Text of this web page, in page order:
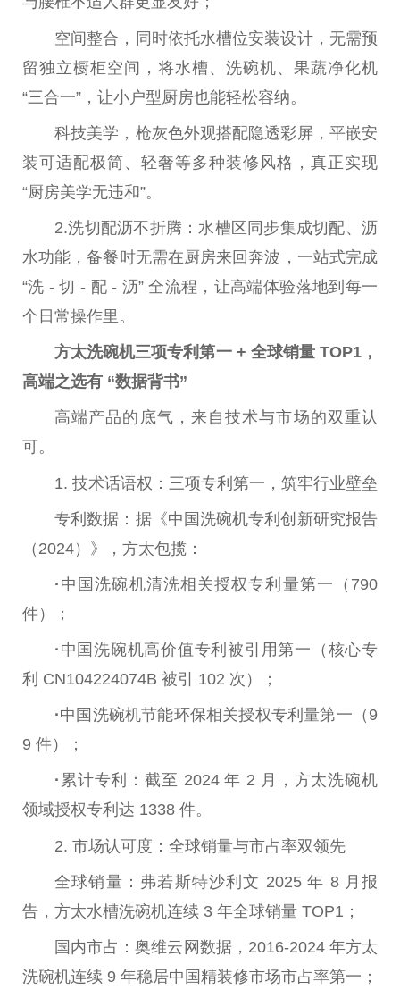
空间整合，同时依托水槽位安装设计，无需预
留独立橱柜空间，将水槽、洗碗机、果蔬净化机
“三合一”，让小户型厨房也能轻松容纳。
科技美学， 枪灰色外观搭配隐透彩屏， 平嵌安
装可适配极简、轻奢等多种装修风格，真正实现
“厨房美学无违和”。
2.洗切配沥不折腾：水槽区同步集成切配、沥
水功能，备餐时无需在厨房来回奔波，一站式完成
“洗 - 切 - 配 - 沥” 全流程，让高端体验落地到每一
个日常操作里。
方太洗碗机三项专利第一 + 全球销量 TOP1，
高端之选有 “数据背书”
高端产品的底气，来自技术与市场的双重认
可。
1. 技术话语权：三项专利第一，筑牢行业壁垒
专利数据：据《中国洗碗机专利创新研究报告
（2024）》，方太包揽：
· 中国洗碗机清洗相关授权专利量第一（790
件）；
· 中国洗碗机高价值专利被引用第一（核心专
利 CN104224074B 被引 102 次）；
·中国 洗碗机节能环保相关授权专利量第一（9
9 件）；
· 累计专利：截至 2024 年 2 月，方太洗碗机
领域授权专利达 1338 件。
2. 市场认可度：全球销量与市占率双领先
全球销量：弗若斯特沙利文 2025 年 8 月报
告，方太水槽洗碗机连续 3 年全球销量 TOP1；
国内市占：奥维云网数据，2016-2024 年方太
洗碗机连续 9 年稳居中国精装修市场市占率第一；